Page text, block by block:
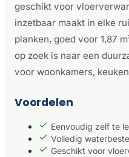
geschikt voor
inzetbaar maakt in elke
planken, goed voor 1,87
op zoek is naar een
voor woonkamers,
Voordelen
Eenvoudig zelf te
Volledig
Geschikt voor